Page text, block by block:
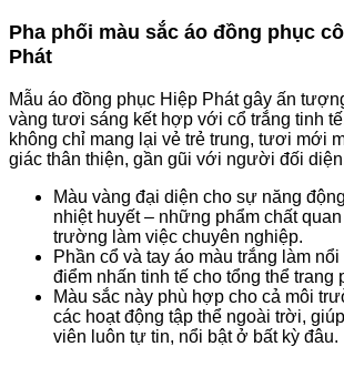
Pha phối màu sắc áo đồng phục
Phát
Mẫu áo đồng phục Hiệp Phát gây ấn
vàng tươi sáng kết hợp với cổ trắng tinh
không chỉ mang lại vẻ trẻ trung, tươi mới
giác thân thiện, gần gũi với người đối
Màu vàng đại diện cho sự năng
nhiệt huyết – những phẩm chất
trường làm việc chuyên nghiệp.
Phần cổ và tay áo màu trắng làm
điểm nhấn tinh tế cho tổng thể trang
Màu sắc này phù hợp cho cả môi
các hoạt động tập thể ngoài trời,
viên luôn tự tin, nổi bật ở bất kỳ đâu.